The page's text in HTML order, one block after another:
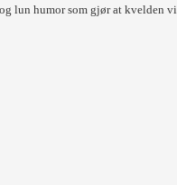
lun humor som gjør at kvelden